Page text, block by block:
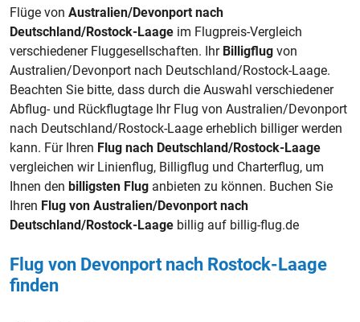
Flüge von Australien/Devonport nach
Deutschland/Rostock-Laage im Flugpreis-Vergleich
verschiedener Fluggesellschaften. Ihr Billigflug von
Australien/Devonport nach Deutschland/Rostock-Laage.
Beachten Sie bitte, dass durch die Auswahl verschiedener
Abflug- und Rückflugtage Ihr Flug von Australien/Devonport
nach Deutschland/Rostock-Laage erheblich billiger werden
kann. Für Ihren Flug nach Deutschland/Rostock-Laage
vergleichen wir Linienflug, Billigflug und Charterflug, um
Ihnen den billigsten Flug anbieten zu können. Buchen Sie
Ihren Flug von Australien/Devonport nach
Deutschland/Rostock-Laage billig auf billig-flug.de
Flug von Devonport nach Rostock-Laage
finden